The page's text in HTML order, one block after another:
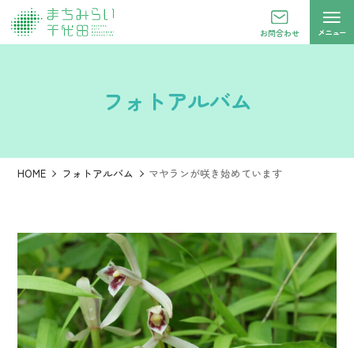
お問合わせ メニュー
フォトアルバム
HOME フォトアルバム マヤランが咲き始めています